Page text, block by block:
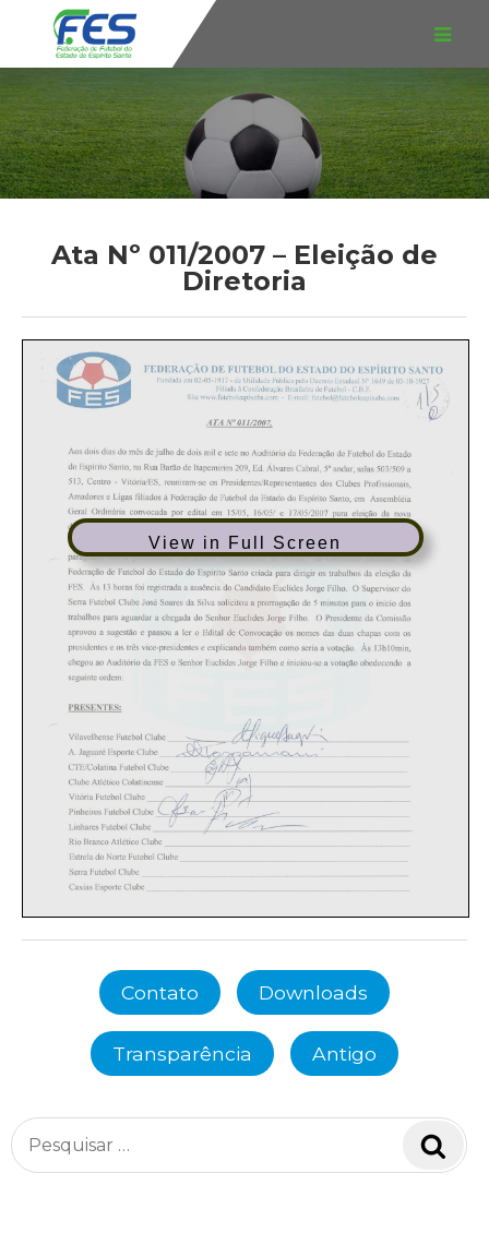
Ata Nº 011/2007 – Eleição de
Diretoria
View in Full Screen
Contato Downloads
Transparência Antigo
Pesquisar
por: